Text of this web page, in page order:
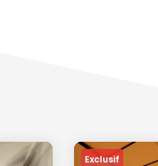
Exclusif